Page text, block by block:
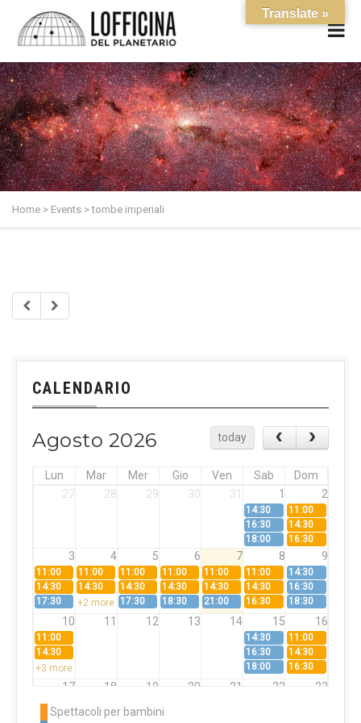
Home > Events >tombe imperiali
CALENDARIO
Agosto 2026 today
Lun Mar Mer Gio Ven Sab
Dom
27
28 29 30 31 1 2
14:30
11:00
16:30
14:30
18:00
16:30
3 4 5 6 7 8 9
11:00 11:00 11:00 11:00 11:00 11:00
14:30
14:30
14:30 14:30 14:30 14:30 14:30
16:30
17:30
+2 more 17:30 18:30 21:00 16:30 18:30
10 11 12 13 14 15 16
11:00 14:30
11:00
14:30
16:30
14:30
+3 more
18:00 16:30
17 18 19 20 21 22 23
11:00
14:30
14:30 14:30 14:30
Spettacoli per bambini
Translate »